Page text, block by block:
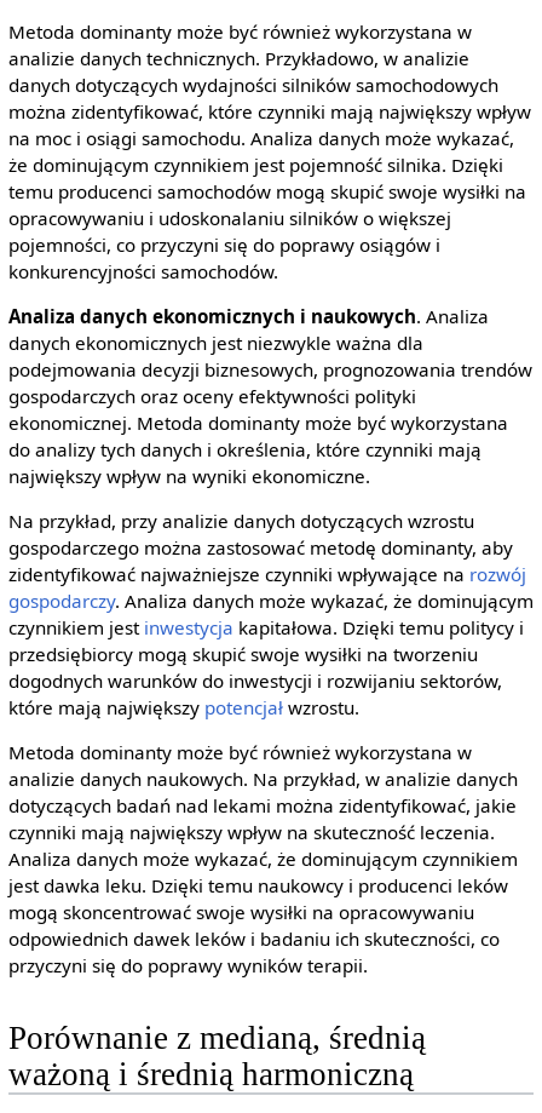
Metoda dominanty może być również wykorzystana w
analizie danych technicznych. Przykładowo, w analizie
danych dotyczących wydajności silników samochodowych
można zidentyfikować, które czynniki mają największy wpływ
na moc i osiągi samochodu. Analiza danych może wykazać,
że dominującym czynnikiem jest pojemność silnika. Dzięki
temu producenci samochodów mogą skupić swoje wysiłki na
opracowywaniu i udoskonalaniu silników o większej
pojemności, co przyczyni się do poprawy osiągów i
konkurencyjności samochodów.
Analiza danych ekonomicznych i naukowych. Analiza
danych ekonomicznych jest niezwykle ważna dla
podejmowania decyzji biznesowych, prognozowania trendów
gospodarczych oraz oceny efektywności polityki
ekonomicznej. Metoda dominanty może być wykorzystana
do analizy tych danych i określenia, które czynniki mają
największy wpływ na wyniki ekonomiczne.
Na przykład, przy analizie danych dotyczących wzrostu
gospodarczego można zastosować metodę dominanty, aby
zidentyfikować najważniejsze czynniki wpływające na rozwój
gospodarczy. Analiza danych może wykazać, że dominującym
czynnikiem jest inwestycja kapitałowa. Dzięki temu politycy i
przedsiębiorcy mogą skupić swoje wysiłki na tworzeniu
dogodnych warunków do inwestycji i rozwijaniu sektorów,
które mają największy potencjałwzrostu.
Metoda dominanty może być również wykorzystana w
analizie danych naukowych. Na przykład, w analizie danych
dotyczących badań nad lekami można zidentyfikować, jakie
czynniki mają największy wpływ na skuteczność leczenia.
Analiza danych może wykazać, że dominującym czynnikiem
jest dawka leku. Dzięki temu naukowcy i producenci leków
mogą skoncentrować swoje wysiłki na opracowywaniu
odpowiednich dawek leków i badaniu ich skuteczności, co
przyczyni się do poprawy wyników terapii.
Porównanie z medianą, średnią
ważoną i średnią harmoniczną